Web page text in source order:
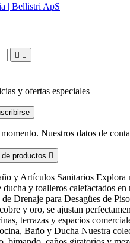
 
y ofertas especiales
Nuestros datos de
productos 
y Artículos Sanitarios Explora
ducha y toalleros calefactados
Drenaje para Desagües de
y oro, se ajustan
terrazas y espacios
Baño y Ducha Nuestra